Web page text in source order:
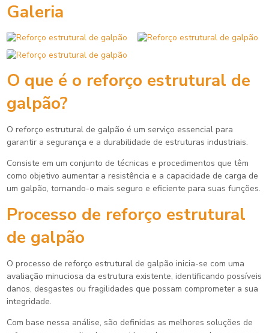
Galeria
O que é o reforço estrutural de
galpão?
O reforço estrutural de galpão é um serviço essencial para
garantir a segurança e a durabilidade de estruturas industriais.
Consiste em um conjunto de técnicas e procedimentos que têm
como objetivo aumentar a resistência e a capacidade de carga de
um galpão, tornando-o mais seguro e eficiente para suas funções.
Processo de reforço estrutural
de galpão
O processo de reforço estrutural de galpão inicia-se com uma
avaliação minuciosa da estrutura existente, identificando possíveis
danos, desgastes ou fragilidades que possam comprometer a sua
integridade.
Com base nessa análise, são definidas as melhores soluções de